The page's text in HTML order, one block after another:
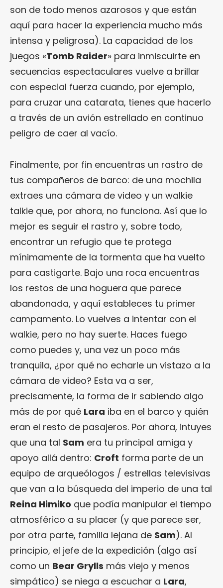
son de todo menos azarosos y que están
aquí para hacer la experiencia mucho más
intensa y peligrosa). La capacidad de los
juegos «Tomb Raider» para inmiscuirte en
secuencias espectaculares vuelve a brillar
con especial fuerza cuando, por ejemplo,
para cruzar una catarata, tienes que hacerlo
a través de un avión estrellado en continuo
peligro de caer al vacío.
Finalmente, por fin encuentras un rastro de
tus compañeros de barco: de una mochila
extraes una cámara de video y un walkie
talkie que, por ahora, no funciona. Así que lo
mejor es seguir el rastro y, sobre todo,
encontrar un refugio que te protega
mínimamente de la tormenta que ha vuelto
para castigarte. Bajo una roca encuentras
los restos de una hoguera que parece
abandonada, y aquí estableces tu primer
campamento. Lo vuelves a intentar con el
walkie, pero no hay suerte. Haces fuego
como puedes y, una vez un poco más
tranquila, ¿por qué no echarle un vistazo a la
cámara de video? Esta va a ser,
precisamente, la forma de ir sabiendo algo
más de por qué Lara iba en el barco y quién
eran el resto de pasajeros. Por ahora, intuyes
que una tal Sam era tu principal amiga y
apoyo allá dentro: Croft forma parte de un
equipo de arqueólogos / estrellas televisivas
que van a la búsqueda del imperio de una tal
Reina Himiko que podía manipular el tiempo
atmosférico a su placer (y que parece ser,
por otra parte, familia lejana de Sam). Al
principio, el jefe de la expedición (algo así
como un Bear Grylls más viejo y menos
simpático) se niega a escuchar a Lara,